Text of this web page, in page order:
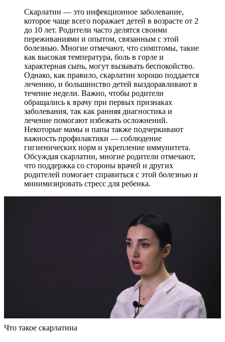
Скарлатин — это инфекционное заболевание,
которое чаще всего поражает детей в возрасте от 2
до 10 лет. Родители часто делятся своими
переживаниями и опытом, связанным с этой
болезнью. Многие отмечают, что симптомы, такие
как высокая температура, боль в горле и
характерная сыпь, могут вызывать беспокойство.
Однако, как правило, скарлатин хорошо поддается
лечению, и большинство детей выздоравливают в
течение недели. Важно, чтобы родители
обращались к врачу при первых признаках
заболевания, так как ранняя диагностика и
лечение помогают избежать осложнений.
Некоторые мамы и папы также подчеркивают
важность профилактики — соблюдение
гигиенических норм и укрепление иммунитета.
Обсуждая скарлатин, многие родители отмечают,
что поддержка со стороны врачей и других
родителей помогает справиться с этой болезнью и
минимизировать стресс для ребенка.
Что такое скарлатина